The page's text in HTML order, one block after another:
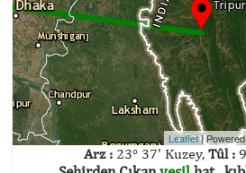
Leaflet|
Arz :23° 37' Kuzey, Tûl :